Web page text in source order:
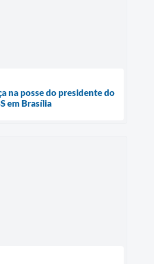
na posse do presidente do
em Brasília